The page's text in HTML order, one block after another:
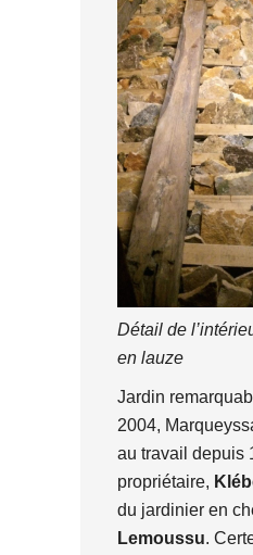
Détail de
en lauze
Jardin
2004,
au travail depuis
propriétaire,
du jardinier en
Lemoussu.